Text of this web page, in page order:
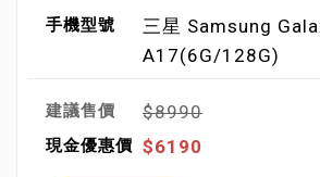
三星 Samsung
A17(6G/128G)
$8990
$6190